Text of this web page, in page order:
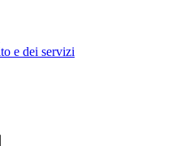
e dei servizi